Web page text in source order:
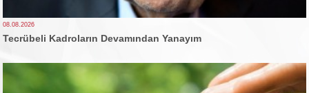
08.08.2026
Tecrübeli Kadroların Devamından Yanayım